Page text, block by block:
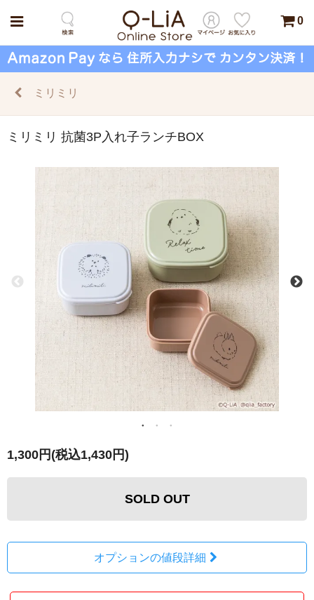
0
ミリミリ
ミリミリ 抗菌3P入れ子ランチBOX
1,300円(税込1,430円)
SOLD OUT
オプションの値段詳細